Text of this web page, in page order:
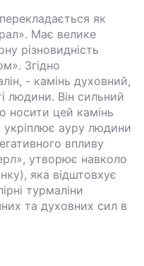
як
Має велике
різновидність
Згідно
- камінь духовний,
людини. Він сильний
носити цей камінь
укріплює ауру людини
впливу
утворює навколо
яка відштовхує
турмаліни
та духовних сил в